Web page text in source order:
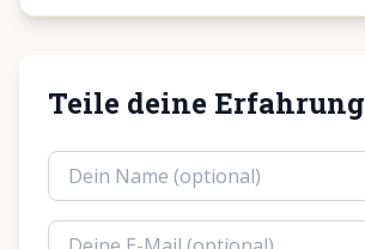
Teile deine Erfahrung